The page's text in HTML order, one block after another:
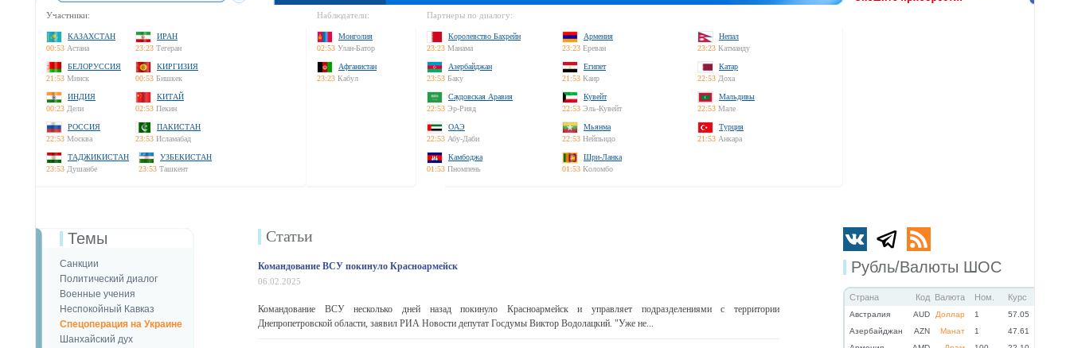
Участники:
КАЗАХСТАН
00:53 Астана
ИРАН
23:23 Тегеран
БЕЛОРУССИЯ
21:53 Минск
КИРГИЗИЯ
00:53 Бишкек
ИНДИЯ
00:23 Дели
КИТАЙ
02:53 Пекин
РОССИЯ
22:53 Москва
ПАКИСТАН
23:53 Исламабад
ТАДЖИКИСТАН
23:53 Душанбе
УЗБЕКИСТАН
23:53 Ташкент
Наблюдатели:
Монголия
02:53 Улан-Батор
Афганистан
23:23 Кабул
Партнеры по диалогу:
Королевство Бахрейн
23:23 Манама
Армения
23:23 Ереван
Непал
23:23 Катманду
Азербайджан
23:53 Баку
Египет
21:53 Каир
Катар
22:53 Доха
Саудовская Аравия
22:53 Эр-Рияд
Кувейт
22:53 Эль-Кувейт
Мальдивы
22:53 Мале
ОАЭ
22:53 Абу-Даби
Мьянма
22:53 Нейпьидо
Турция
21:53 Анкара
Камбоджа
01:53 Пномпень
Шри-Ланка
01:53 Коломбо
Рубль/Валюты ШОС
Страна Код Валюта Ном. Курс
Австралия AUD Доллар 1
57.05
Азербайджан
AZN Манат 1
47.61
Темы
Санкции
Политический диалог
Военные учения
Неспокойный Кавказ
Спецоперация на Украине
Шанхайский дух
Статьи
Командование ВСУ покинуло Красноармейск
06.02.2025
Командование ВСУ несколько дней назад покинуло Красноармейск и управляет подразделениями c территории
Днепропетровской области, заявил РИА Новости депутат Госдумы Виктор Водолацкий. "Уже не...